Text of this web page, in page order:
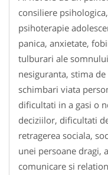
consiliere
psihoterapie
panica, anxietate,
tulburari ale
nesiguranta, stima
schimbari viata
dificultati in a gasi o
deciziilor, dificultati
retragerea sociala,
unei persoane dragi,
comunicare si